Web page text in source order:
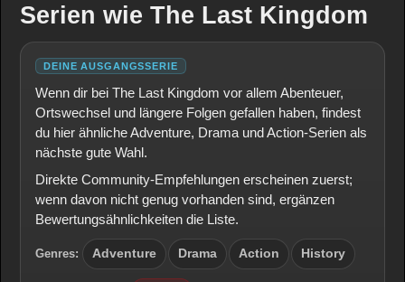
Serien wie The Last Kingdom
DEINE AUSGANGSSERIE
Wenn dir bei The Last Kingdom vor allem Abenteuer,
Ortswechsel und längere Folgen gefallen haben, findest
du hier ähnliche Adventure, Drama und Action-Serien als
nächste gute Wahl.
Direkte Community-Empfehlungen erscheinen zuerst;
wenn davon nicht genug vorhanden sind, ergänzen
Bewertungsähnlichkeiten die Liste.
Genres: Adventure Drama Action History